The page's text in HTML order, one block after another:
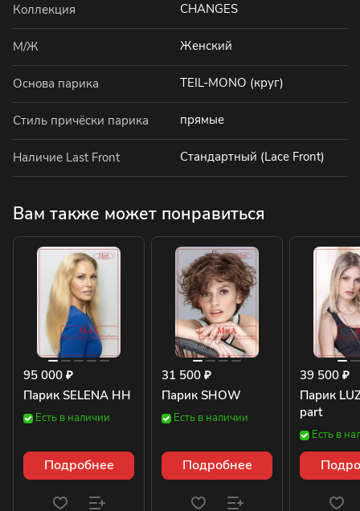
Коллекция CHANGES
М/Ж Женский
Основа парика TEIL-MONO (круг)
Стиль причёски парика прямые
Наличие Last Front Стандартный (Lace Front)
Вам также может понравиться
95 000 ₽
Парик SELENA HH
Есть в наличии
Подробнее
31 500 ₽
Парик SHOW
Есть в наличии
Подробнее
39 500 ₽
Парик
part
Есть в